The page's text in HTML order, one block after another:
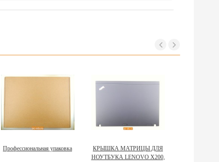
Профессиональная упаковка
КРЫШКА МАТРИЦЫ ДЛЯ
НОУТБУКА LENOVO X200,